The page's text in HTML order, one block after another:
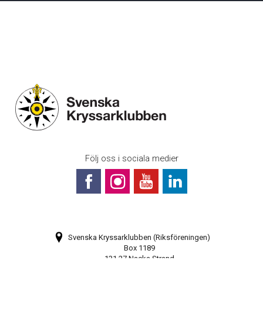
Följ oss i sociala medier
Svenska Kryssarklubben (Riksföreningen)
Box 1189
131 27 Nacka Strand